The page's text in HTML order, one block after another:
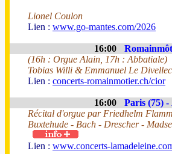
Lionel Coulon
Lien : www.go-mantes.com/2026
16:00
(16h : Orgue Alain, 17h : Abbatiale)
Tobias Willi & Emmanuel Le Divellec
Lien : concerts-romainmotier.ch/cior
16:00 Paris (75) -
Récital d'orgue par Friedhelm
Buxtehude - Bach - Drescher -
Lien : www.concerts-